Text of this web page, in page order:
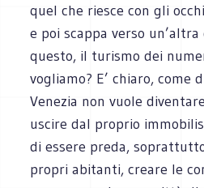
quel che riesce con gli
e poi scappa verso un’altra
questo, il turismo dei
vogliamo? E’ chiaro, come
Venezia non vuole
uscire dal proprio
di essere preda,
propri abitanti, creare le